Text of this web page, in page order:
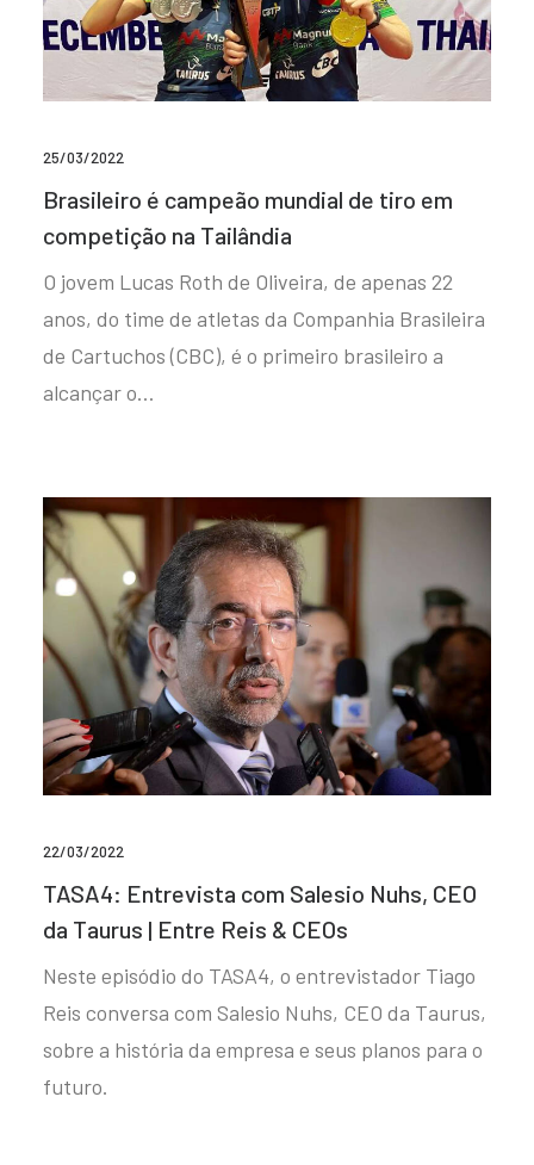
25/03/2022
Brasileiro é campeão mundial de tiro em
competição na Tailândia
O jovem Lucas Roth de Oliveira, de apenas 22
anos, do time de atletas da Companhia Brasileira
de Cartuchos (CBC), é o primeiro brasileiro a
alcançar o…
22/03/2022
TASA4: Entrevista com Salesio Nuhs, CEO
da Taurus | Entre Reis & CEOs
Neste episódio do TASA4, o entrevistador Tiago
Reis conversa com Salesio Nuhs, CEO da Taurus,
sobre a história da empresa e seus planos para o
futuro.